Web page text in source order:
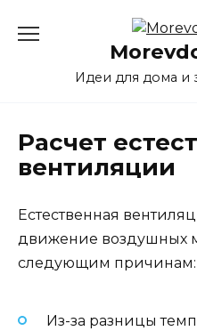
Идеи для дома и
Расчет
вентиляции
Естественная
движение воздушных
следующим причинам:
Из-за разницы